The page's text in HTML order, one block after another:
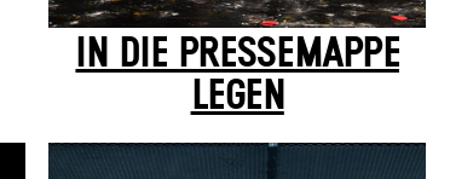
IN DIE PRESSEMAPPE
LEGEN